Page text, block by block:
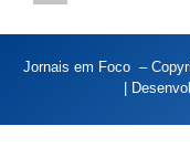
Jornais em Foco –
|